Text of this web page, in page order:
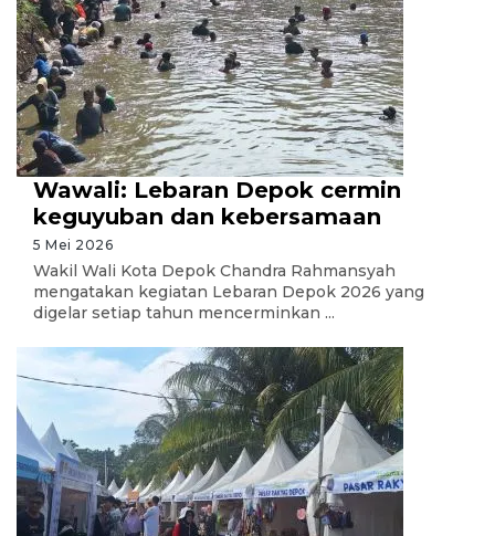
Wawali: Lebaran Depok cermin
keguyuban dan kebersamaan
5 Mei 2026
Wakil Wali Kota Depok Chandra Rahmansyah
mengatakan kegiatan Lebaran Depok 2026 yang
digelar setiap tahun mencerminkan ...